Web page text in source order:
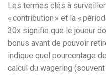
Les termes clés à
« contribution » et la «
30x signifie que le joueur
bonus avant de pouvoir
indique quel pourcentage
calcul du wagering (souvent